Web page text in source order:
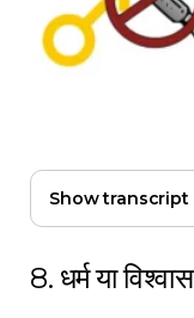
Show transcript
8. धर्म या